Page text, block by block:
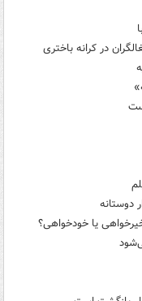
در کرانه باختری
دوستانه
یا خودخواهی؟